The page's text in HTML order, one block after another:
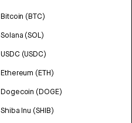
Bitcoin (BTC)
Solana (SOL)
USDC (USDC)
Ethereum (ETH)
Dogecoin (DOGE)
Shiba Inu (SHIB)